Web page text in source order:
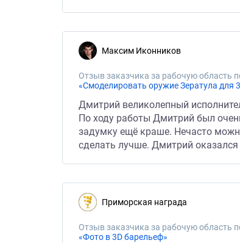
Максим Иконников
Отзыв заказчика за рабочую область
«Смоделировать оружие Зератула для
Дмитрий великолепный
По ходу работы Дмитрий был
задумку ещё краше. Нечасто
сделать лучше. Дмитрий
Приморская награда
Отзыв заказчика за рабочую область
«Фото в 3D барельеф»